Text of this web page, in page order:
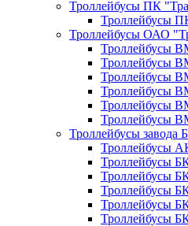
Троллейбусы ПК
Троллейбусы
Троллейбусы ОАО
Троллейбусы
Троллейбусы
Троллейбусы
Троллейбусы
Троллейбусы
Троллейбусы
Троллейбусы
Троллейбусы
Троллейбусы
Троллейбусы
Троллейбусы
Троллейбусы
Троллейбусы